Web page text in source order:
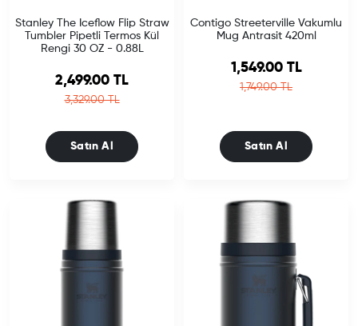
Stanley The Iceflow Flip Straw
Tumbler Pipetli Termos Kül
Rengi 30 OZ - 0.88L
Sale price
2,499.00 TL
Regular price
3,329.00 TL
Satın Al
Contigo Streeterville Vakumlu
Mug Antrasit 420ml
Sale price
1,549.00 TL
Regular price
1,749.00 TL
Satın Al